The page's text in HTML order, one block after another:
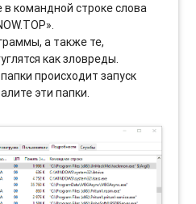
в командной строке слова
а также те,
как зловреды.
происходит запуск
эти папки.